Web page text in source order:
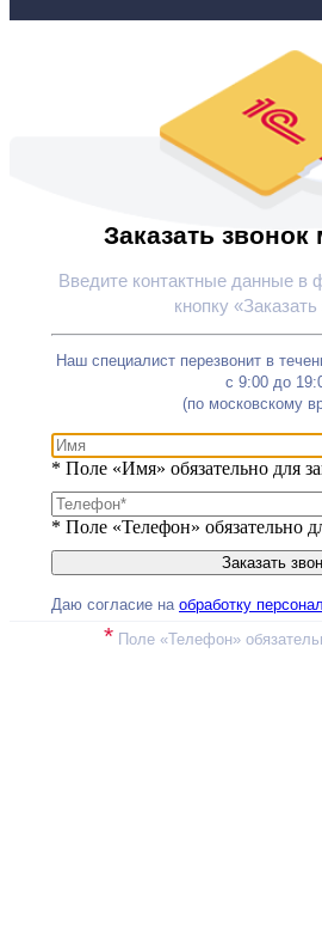
Заказать
Введите контактные данные в
кнопку «Заказать
Наш специалист перезвонит в
с 9:00 до
(по московскому
* Поле «Имя» обязательно для
* Поле «Телефон» обязательно
Даю согласие на обработку
* Поле «Телефон»